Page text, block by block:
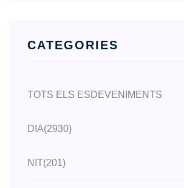
CATEGORIES
TOTS ELS ESDEVENIMENTS
DIA(2930)
NIT(201)